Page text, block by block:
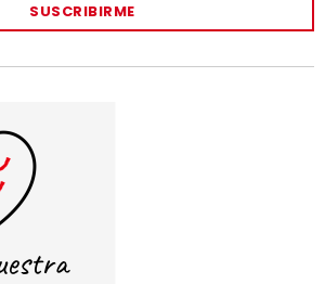
SUSCRIBIRME